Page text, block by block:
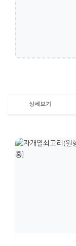
상세보기